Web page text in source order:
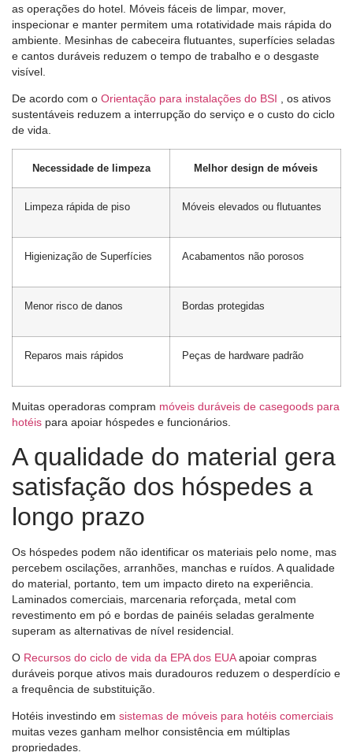
as operações do hotel. Móveis fáceis de limpar, mover,
inspecionar e manter permitem uma rotatividade mais rápida do
ambiente. Mesinhas de cabeceira flutuantes, superfícies seladas
e cantos duráveis ​​reduzem o tempo de trabalho e o desgaste
visível.
De acordo com o Orientação para instalações do BSI
, os ativos
sustentáveis ​​reduzem a interrupção do serviço e o custo do ciclo
de vida.
Necessidade de limpeza Melhor design de móveis
Limpeza rápida de piso Móveis elevados ou flutuantes
Higienização de Superfícies Acabamentos não porosos
Menor risco de danos Bordas protegidas
Reparos mais rápidos Peças de hardware padrão
Muitas operadoras compram móveis duráveis ​​de casegoods para
hotéis para apoiar hóspedes e funcionários.
A qualidade do material gera
satisfação dos hóspedes a
longo prazo
Os hóspedes podem não identificar os materiais pelo nome, mas
percebem oscilações, arranhões, manchas e ruídos. A qualidade
do material, portanto, tem um impacto direto na experiência.
Laminados comerciais, marcenaria reforçada, metal com
revestimento em pó e bordas de painéis seladas geralmente
superam as alternativas de nível residencial.
O Recursos do ciclo de vida da EPA dos EUAapoiar compras
duráveis ​​porque ativos mais duradouros reduzem o desperdício e
a frequência de substituição.
Hotéis investindo em sistemas de móveis para hotéis comerciais
muitas vezes ganham melhor consistência em múltiplas
propriedades.